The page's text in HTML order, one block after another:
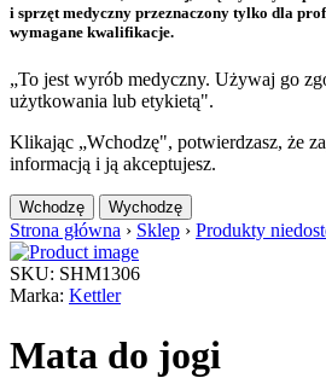
i sprzęt medyczny przeznaczony tylko dla
wymagane kwalifikacje.
„To jest wyrób medyczny. Używaj go
użytkowania lub etykietą".
Klikając „Wchodzę", potwierdzasz, że
informacją i ją akceptujesz.
Wchodzę Wychodzę
Strona główna › Sklep › Produkty
SKU: SHM1306
Marka: Kettler
Mata do jogi